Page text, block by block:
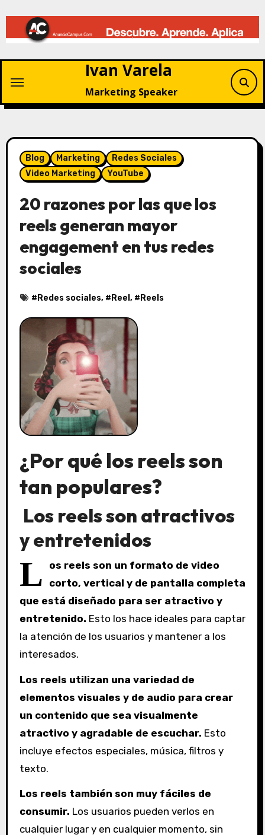
contenido
Ivan Varela
Marketing Speaker
Blog Marketing
Redes Sociales
Video Marketing
YouTube
20 razones por las que los
reels generan mayor
engagement en tus redes
sociales
# Redes sociales, # Reel , # Reels
¿Por qué los reels son
tan populares?
Los reels son atractivos
y entretenidos
L
os reels son un formato de video
corto, vertical y de pantalla completa
que está diseñado para ser atractivo y
entretenido. Esto los hace ideales para captar
la atención de los usuarios y mantener a los
interesados.
Los reels utilizan una variedad de
elementos visuales y de audio para crear
un contenido que sea visualmente
atractivo y agradable de escuchar. Esto
incluye efectos especiales, música, filtros y
texto.
Los reels también son muy fáciles de
consumir. Los usuarios pueden verlos en
cualquier lugar y en cualquier momento, sin